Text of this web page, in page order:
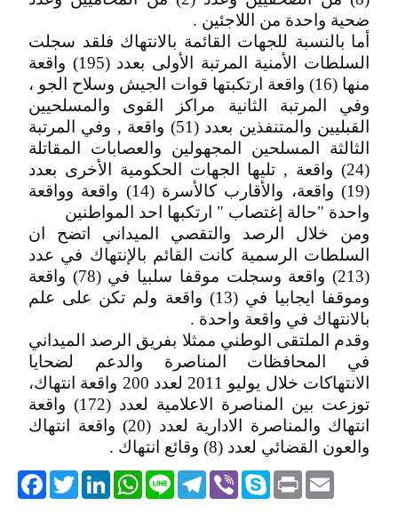
ضحية واحدة من اللاجئين .
أما بالنسبة للجهات القائمة بالانتهاك فلقد سجلت
السلطات الأمنية المرتبة الأولى بعدد (195) واقعة
منها (16) واقعة ارتكبتها قوات الجيش وسلاح الجو ،
وفي المرتبة الثانية مراكز القوى والمسلحيين
القبليين والمتنفذين بعدد (51) واقعة , وفي المرتبة
الثالثة المسلحين المجهولين والعصابات المقاتلة
(24) واقعة , تليها الجهات الحكومية الأخرى بعدد
(19) واقعة، والأقارب كالأسرة (14) واقعة وواقعة
واحدة "حالة إغتصاب " ارتكبها احد المواطنين
ومن خلال الرصد والتقصي الميداني اتضح ان
السلطات الرسمية كانت القائم بالإنتهاك في عدد
(213) واقعة وسجلت موقفا سلبيا في (78) واقعة
وموقفا ايجابيا في (13) واقعة ولم تكن على علم
بالانتهاك في واقعة واحدة .
وقدم الملتقى الوطني ممثلا بفريق الرصد الميداني
في المحافظات المناصرة والدعم لضحايا
الانتهاكات خلال يوليو 2011 لعدد 200 واقعة انتهاك،
توزعت بين المناصرة الاعلامية لعدد (172) واقعة
انتهاك والمناصرة الادارية لعدد (20) واقعة انتهاك
والعون القضائي لعدد (8) وقائع انتهاك .
TwitterLinkedIn
WhatsApp Line
Telegram ViberSkype PrintEmail